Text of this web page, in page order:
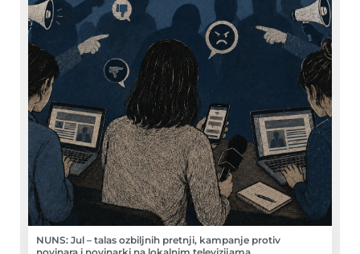
NUNS: Jul – talas ozbiljnih pretnji, kampanje protiv